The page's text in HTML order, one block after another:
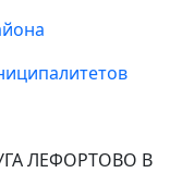
ЛЕФОРТОВО В